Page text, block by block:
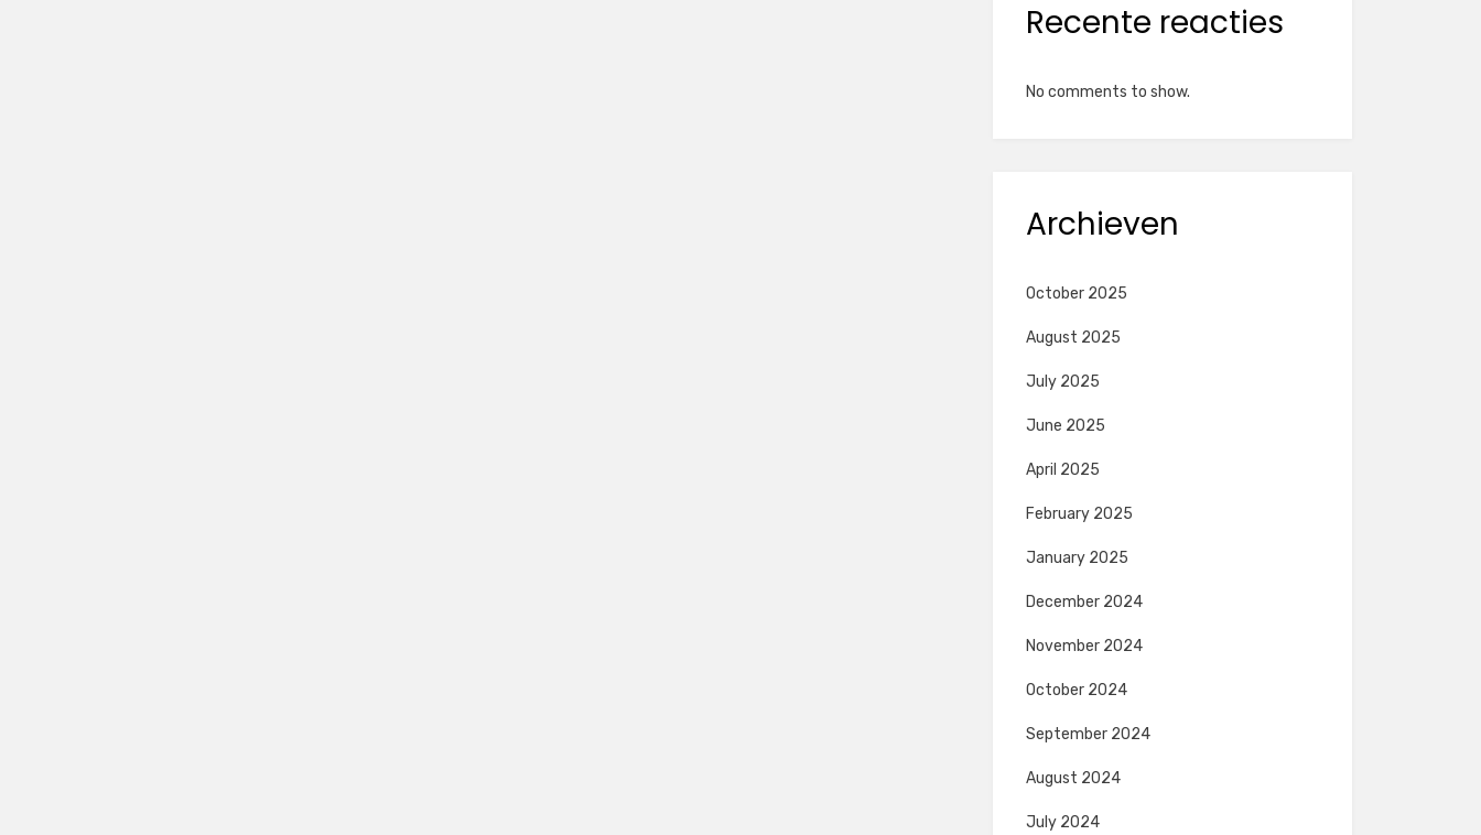
Recente reacties
No comments to show.
Archieven
October 2025
August 2025
July 2025
June 2025
April 2025
February 2025
January 2025
December 2024
November 2024
October 2024
September 2024
August 2024
July 2024